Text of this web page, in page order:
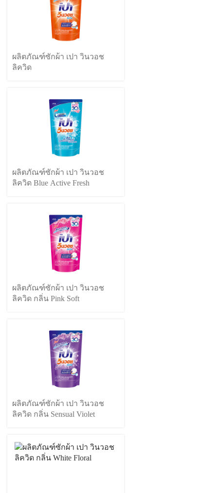
ผลิตภัณฑ์ซักผ้า เปา วินวอช
ลิควิด
ผลิตภัณฑ์ซักผ้า เปา วินวอช
ลิควิด Blue Active Fresh
ผลิตภัณฑ์ซักผ้า เปา วินวอช
ลิควิด กลิ่น Pink Soft
ผลิตภัณฑ์ซักผ้า เปา วินวอช
ลิควิด กลิ่น Sensual Violet